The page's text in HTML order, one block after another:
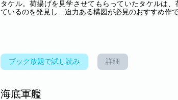
タケル。荷揚げを見学させてもらっていたタケルは
ているのを発見し…迫力ある構図が必見のおすすめ作
ブック放題で試し読み 詳細
海底軍艦